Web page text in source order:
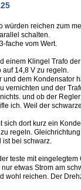
würden reichen zum
schalten.
fache vom Wert.
einem Klingel Trafo
auf 14,8 V zu regeln.
und dem Kondensator
vernichten und der
und ob der
ich. Weil der
sich dort kurz ein
regeln.
ist bei schwarz.
teste mit eingelegtem
etwas Strom am
wohl reichen. Der